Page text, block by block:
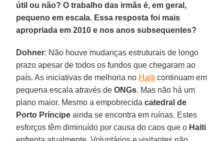
útil ou não? O trabalho das irmãs é, em geral,
pequeno em escala. Essa resposta foi mais
apropriada em 2010 e nos anos subsequentes?
Dohner: Não houve mudanças estruturais de longo
prazo apesar de todos os fundos que chegaram ao
país. As iniciativas de melhoria no Haiti continuam em
pequena escala através deONGs. Mas não há um
plano maior. Mesmo a empobrecida catedral de
Porto Príncipe ainda se encontra em ruínas. Estes
esforços têm diminuído por causa do caos que o Haiti